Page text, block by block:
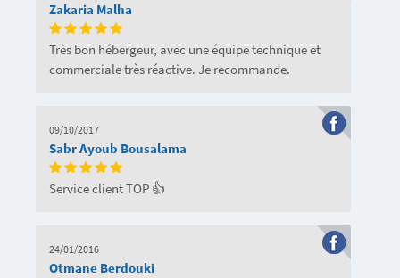
Zakaria Malha
Très bon hébergeur, avec une équipe technique et
commerciale très réactive. Je recommande.
09/10/2017
Sabr Ayoub Bousalama
Service client TOP 👍
24/01/2016
Otmane Berdouki